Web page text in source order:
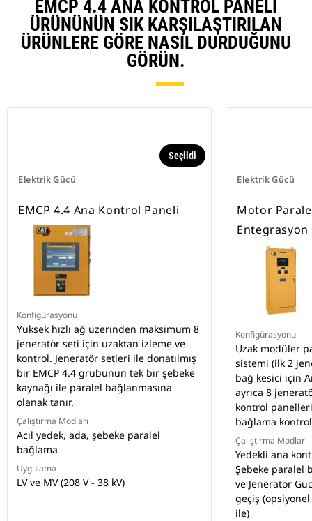
EMCP 4.4 ANA KONTROL PANELI
ÜRÜNÜNÜN SIK KARŞILAŞTIRILAN
ÜRÜNLERE GÖRE NASIL DURDUĞUNU
GÖRÜN.
Elektrik Gücü
Seçildi
EMCP 4.4 Ana Kontrol Paneli
Konfigürasyonu
Yüksek hızlı ağ üzerinden maksimum 8
jeneratör seti için uzaktan izleme ve
kontrol. Jeneratör setleri ile donatılmış
bir EMCP 4.4 grubunun tek bir şebeke
kaynağı ile paralel bağlanmasına
olanak tanır.
Çalıştırma Modları
Acil yedek, ada, şebeke paralel
bağlama
Uygulama
LV ve MV (208 V - 38 kV)
Elektrik Gücü
Motor
Entegrasyon
Konfigürasyonu
Uzak modüler
sistemi (ilk 2
bağ kesici için
ayrıca 8
kontrol
bağlama
Çalıştırma Modları
Yedekli ana
Şebeke paralel
ve Jeneratör
geçiş
ile)